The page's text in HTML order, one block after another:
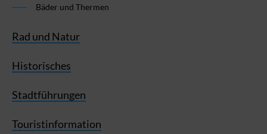
Bäder und Thermen
Rad und Natur
Historisches
Stadtführungen
Touristinformation